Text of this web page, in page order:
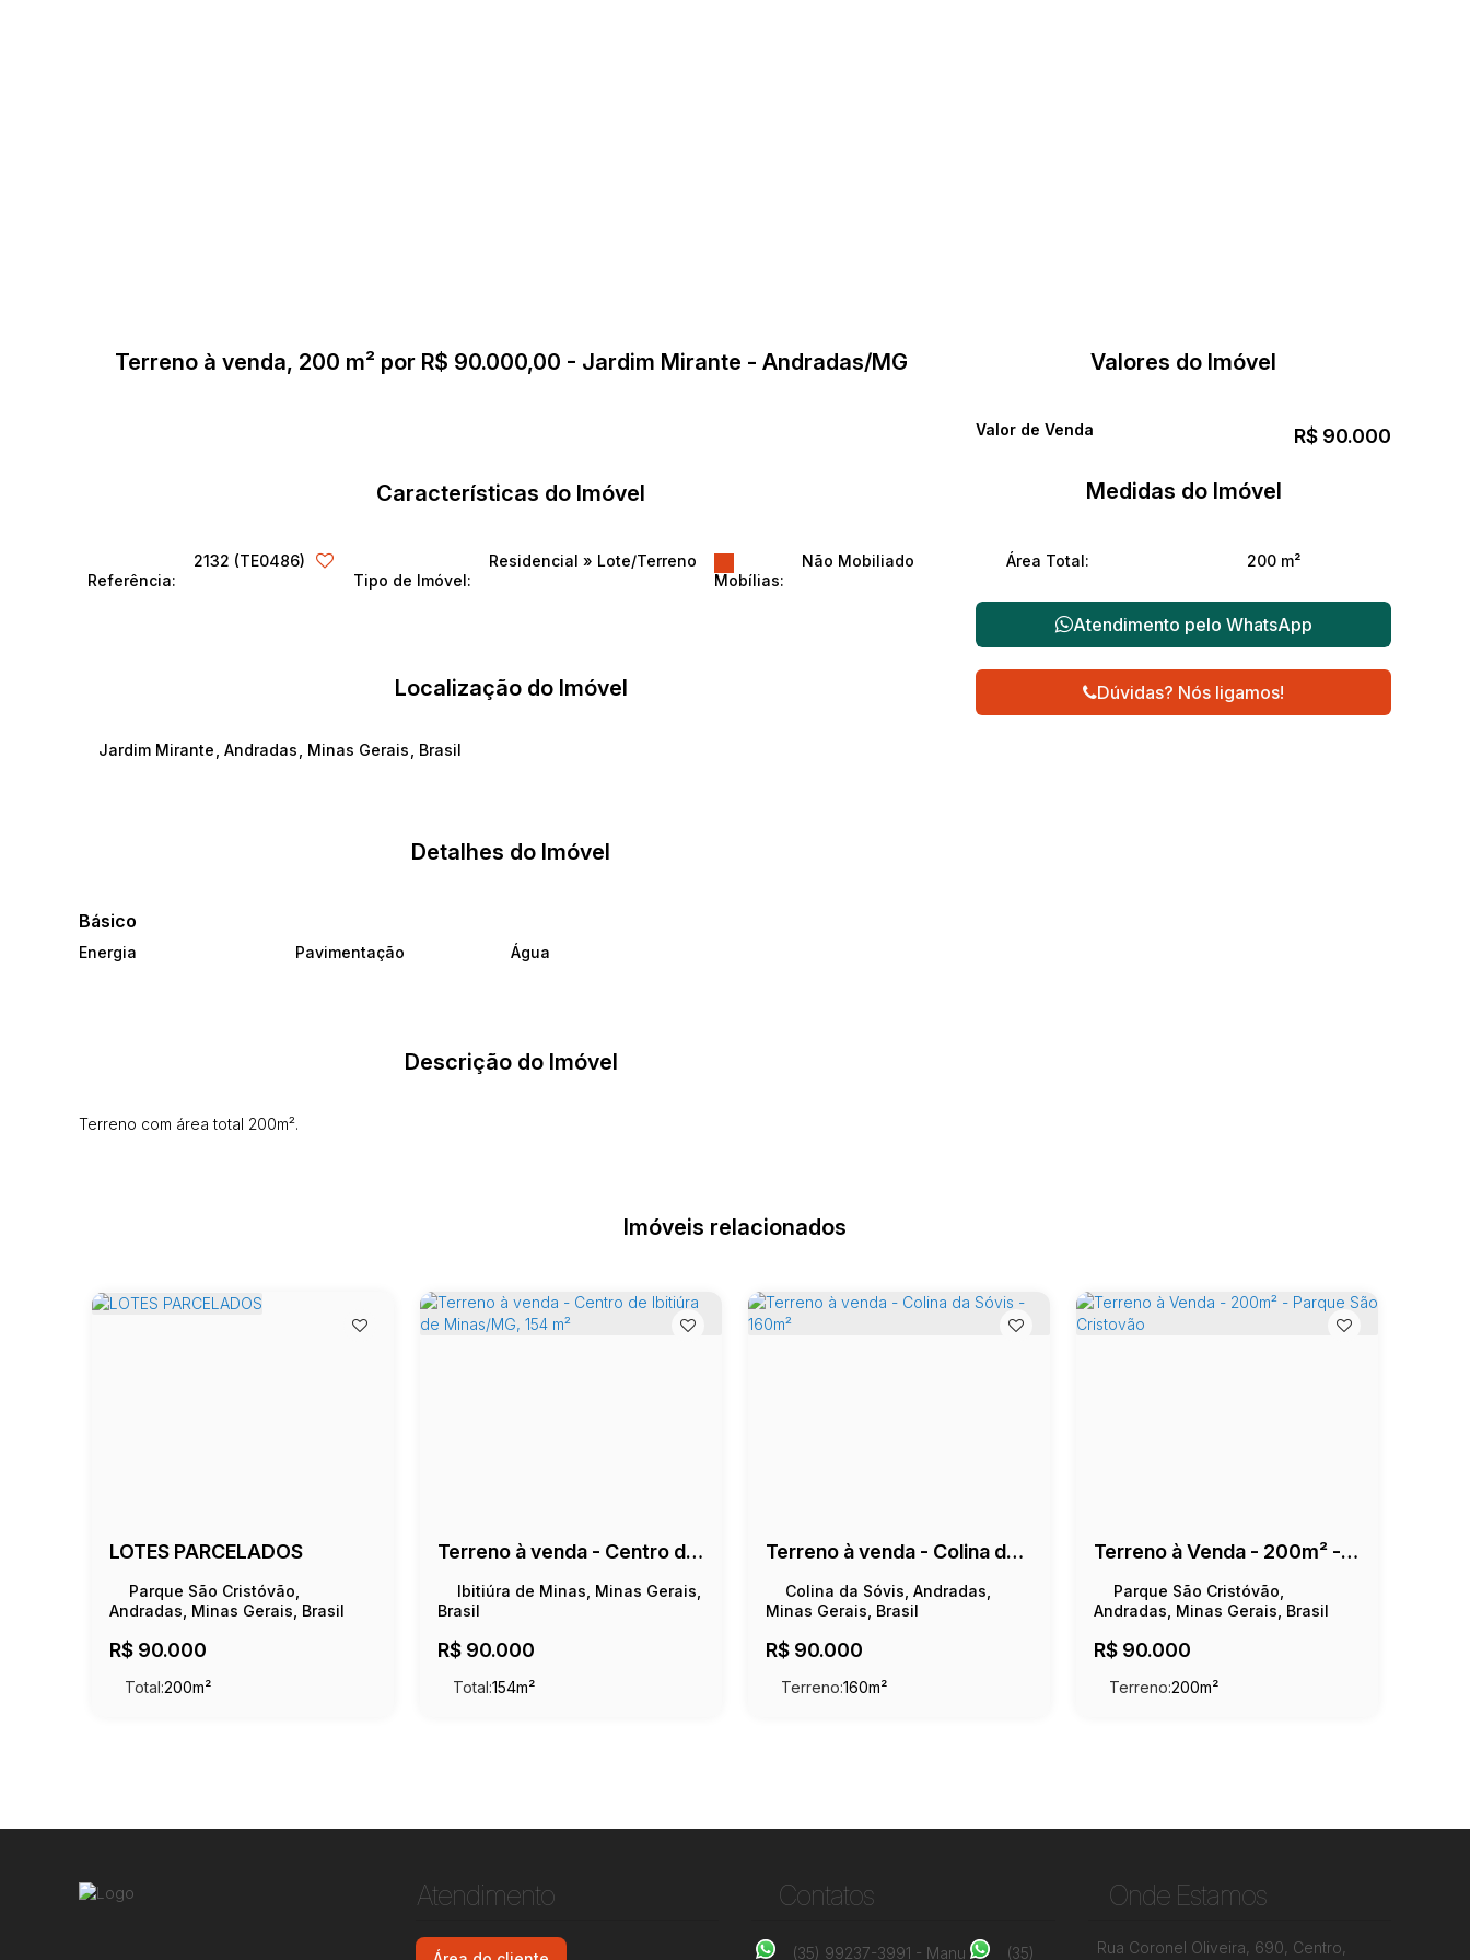
Terreno à venda, 200 m² por R$ 90.000,00 - Jardim Mirante - Andradas/MG
Características do Imóvel
Referência:
2132 (TE0486)
Tipo de Imóvel:
Residencial » Lote/Terreno
Mobílias:
Não Mobiliado
Localização do Imóvel
Jardim Mirante Andradas Minas Gerais Brasil
Detalhes do Imóvel
Básico
Energia Pavimentação Água
Descrição do Imóvel
Terreno com área total 200m².
Valores do Imóvel
R$ 90.000
Valor de Venda
Medidas do Imóvel
Área Total: 200 m²
Atendimento pelo WhatsApp
Dúvidas? Nós ligamos!
Imóveis relacionados
LOTES PARCELADOS
R$ 90.000
Parque São Cristóvão,
Andradas, Minas Gerais, Brasil
Total:200m²
Terreno à venda - Centro de Ibitiúra de Minas/MG, 154 m²
R$ 90.000
Ibitiúra de Minas, Minas Gerais,
Brasil
Total:154m²
Terreno à venda - Colina da Sóvis - 160m²
R$ 90.000
Colina da Sóvis, Andradas,
Minas Gerais, Brasil
Terreno:160m²
Terreno à Venda - 200m² - Parque São Cristovão
R$ 90.000
Parque São Cristóvão,
Andradas, Minas Gerais, Brasil
Terreno:200m²
Atendimento Contatos
(35) 99237-3991 - Manu (35)
Onde Estamos
Rua Coronel Oliveira, 690, Centro,